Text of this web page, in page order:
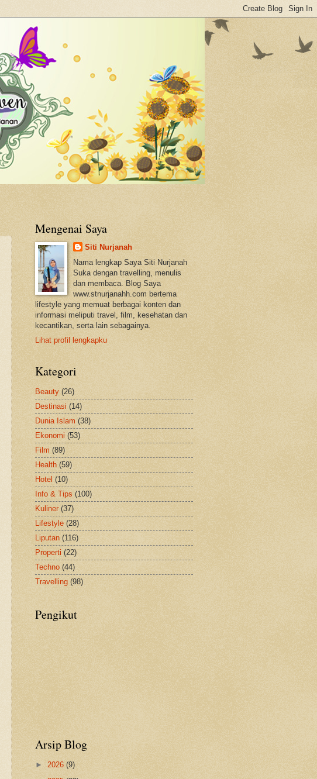
Mengenai Saya
Siti Nurjanah
Nama lengkap Saya Siti Nurjanah
Suka dengan travelling, menulis
dan membaca. Blog Saya
www.stnurjanahh.com bertema
lifestyle yang memuat berbagai konten dan
informasi meliputi travel, film, kesehatan dan
kecantikan, serta lain sebagainya.
Lihat profil lengkapku
Kategori
Beauty (26)
Destinasi (14)
Dunia Islam (38)
Ekonomi (53)
Film (89)
Health (59)
Hotel (10)
Info & Tips (100)
Kuliner (37)
Lifestyle (28)
Liputan (116)
Properti (22)
Techno (44)
Travelling (98)
Pengikut
Arsip Blog
► 2026 (9)